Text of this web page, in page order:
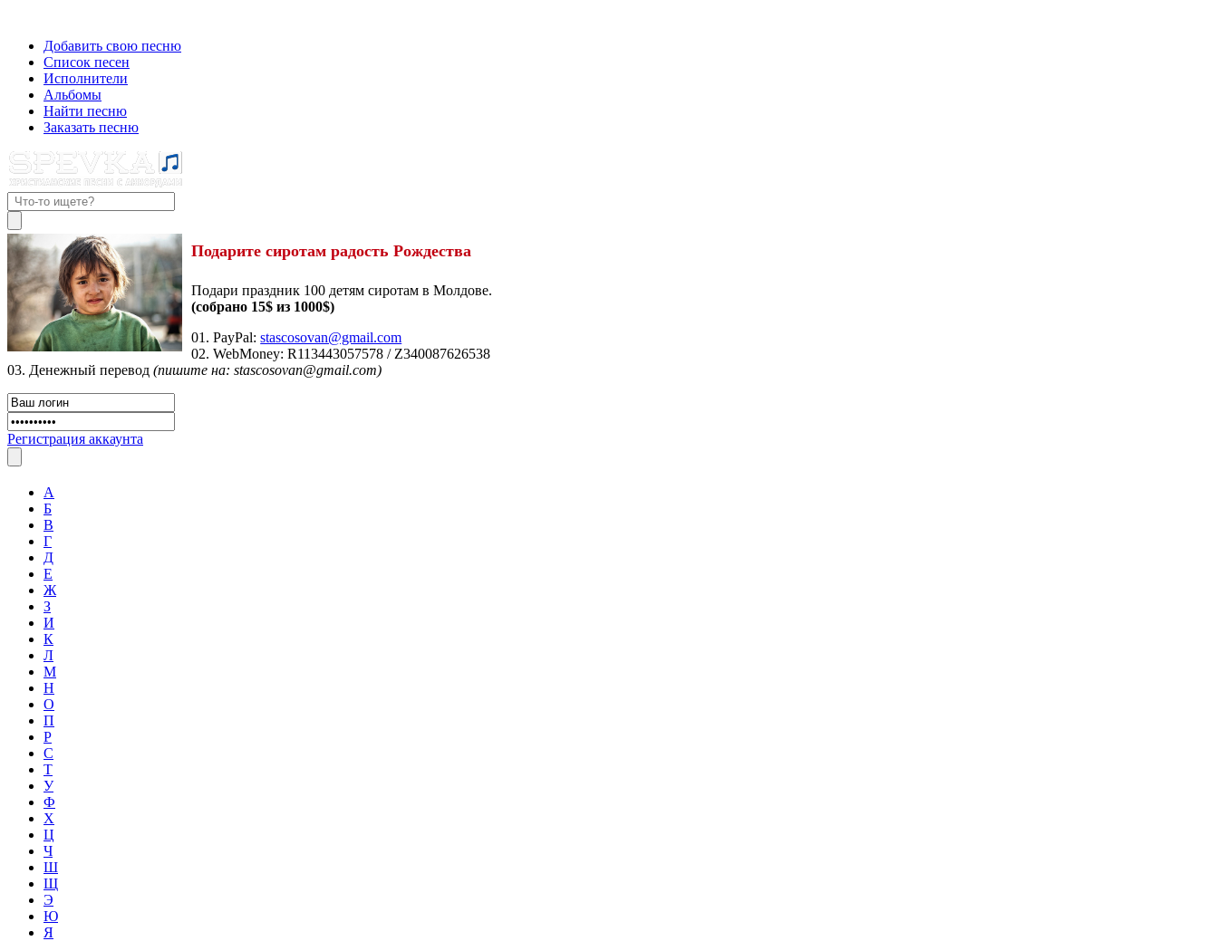
Добавить свою песню
Список песен
Исполнители
Альбомы
Найти песню
Заказать песню
Подарите сиротам радость Рождества
Подари праздник 100 детям сиротам в Молдове.
(собрано 15$ из 1000$)
01. PayPal:stascosovan@gmail.com
02. WebMoney:R113443057578 / Z340087626538
03. Денежный перевод (пишите на: stascosovan@gmail.com)
Регистрация аккаунта
А
Б
В
Г
Д
Е
Ж
З
И
К
Л
М
Н
О
П
Р
С
Т
У
Ф
Х
Ц
Ч
Ш
Щ
Э
Ю
Я